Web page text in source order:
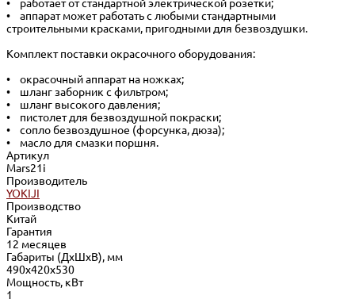
• работает от стандартной электрической розетки;
• аппарат может работать с любыми стандартными
строительными красками, пригодными для безвоздушки.
Комплект поставки окрасочного оборудования:
• окрасочный аппарат на ножках;
• шланг заборник с фильтром;
• шланг высокого давления;
• пистолет для безвоздушной покраски;
• сопло безвоздушное (форсунка, дюза);
• масло для смазки поршня.
Артикул
Mars21i
Производитель
YOKIJI
Производство
Китай
Гарантия
12 месяцев
Габариты (ДхШхВ), мм
490х420х530
Мощность, кВт
1